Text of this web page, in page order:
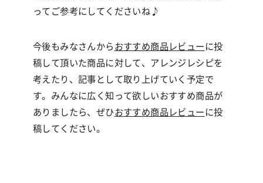
ってご参考にしてくださいね♪
今後もみなさんから おすすめ商品レビュー に投
稿して頂いた商品に対して、アレンジレシピを
考えたり、記事として取り上げていく予定で
す。みんなに広く知って欲しいおすすめ商品が
ありましたら、ぜひおすすめ商品レビュー に投
稿してください。